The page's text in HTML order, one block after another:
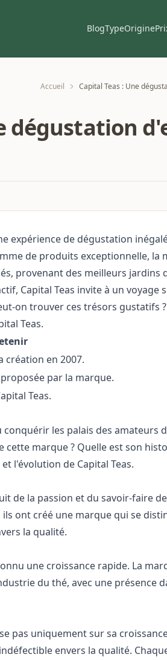
BlogTypeOrigine
Accueil
Capital Teas : Une
dégustation
expérience de dégustation
de produits exceptionnelle, la
provenant des meilleurs jardins
Capital Teas invite à un voyage
on trouver ces trésors gustatifs
Teas.
création en 2007.
par la marque.
Teas.
conquérir les palais des amateurs
cette marque ? Quelle est son
l'évolution de Capital Teas.
de la passion et du savoir-faire
ont créé une marque qui se
la qualité.
une croissance rapide. La
du thé, avec une présence
pas uniquement sur sa
envers la qualité.